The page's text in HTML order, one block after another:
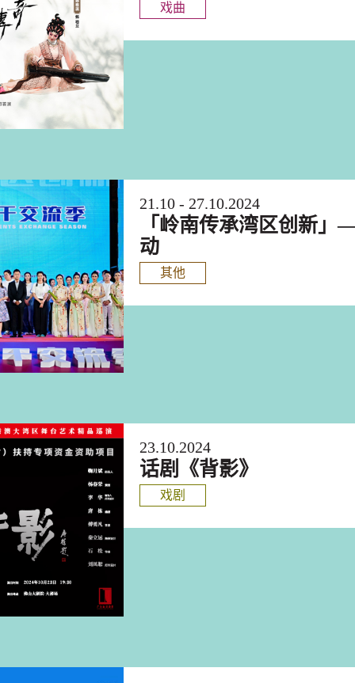
戏曲
21.10 - 27.10.2024
「岭南传承湾区创新
动
其他
23.10.2024
话剧《背影》
戏剧